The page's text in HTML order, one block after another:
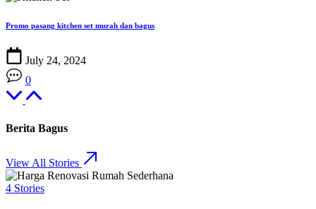
Promo pasang kitchen set murah dan bagus
July 24, 2024
0
Berita Bagus
View All Stories
4 Stories